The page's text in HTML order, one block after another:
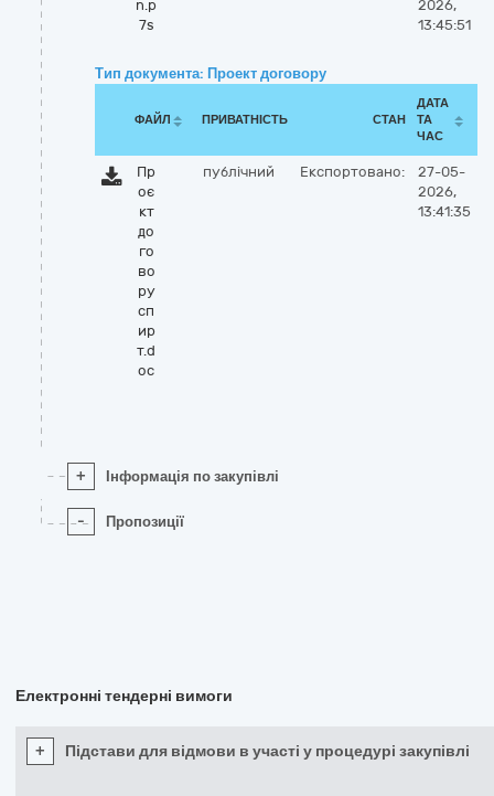
n.p
7s
2026,
13:45:51
Тип документа: Проект договору
ФАЙЛ ПРИВАТНІСТЬ СТАН
ДАТА
ТА
ЧАС
Пр
оє
кт
до
го
во
ру
сп
ир
т.d
oc
публічний Експортовано:
27-05-
2026,
13:41:35
+ Інформація по закупівлі
- Пропозиції
Електронні тендерні вимоги
+ Підстави для відмови в участі у процедурі закупівлі